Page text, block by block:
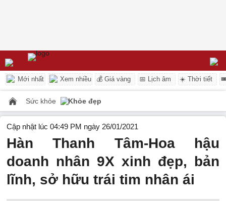
Mới nhất Xem nhiều 💰 Giá vàng 📅 Lịch âm ☀️ Thời tiết
Sức khỏe Khỏe đẹp
Cập nhật lúc 04:49 PM ngày 26/01/2021
Hàn Thanh Tâm-Hoa hậu
doanh nhân 9X xinh đẹp, bản
lĩnh, sở hữu trái tim nhân ái